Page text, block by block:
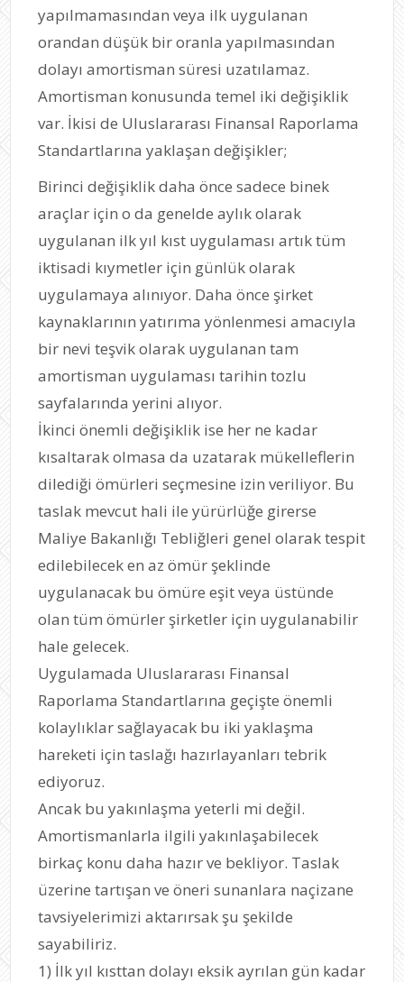
yapılmamasından veya ilk uygulanan
orandan düşük bir oranla yapılmasından
dolayı amortisman süresi uzatılamaz.
Amortisman konusunda temel iki değişiklik
var. İkisi de Uluslararası Finansal Raporlama
Standartlarına yaklaşan değişikler;
Birinci değişiklik daha önce sadece binek
araçlar için o da genelde aylık olarak
uygulanan ilk yıl kıst uygulaması artık tüm
iktisadi kıymetler için günlük olarak
uygulamaya alınıyor. Daha önce şirket
kaynaklarının yatırıma yönlenmesi amacıyla
bir nevi teşvik olarak uygulanan tam
amortisman uygulaması tarihin tozlu
sayfalarında yerini alıyor.
İkinci önemli değişiklik ise her ne kadar
kısaltarak olmasa da uzatarak mükelleflerin
dilediği ömürleri seçmesine izin veriliyor. Bu
taslak mevcut hali ile yürürlüğe girerse
Maliye Bakanlığı Tebliğleri genel olarak tespit
edilebilecek en az ömür şeklinde
uygulanacak bu ömüre eşit veya üstünde
olan tüm ömürler şirketler için uygulanabilir
hale gelecek.
Uygulamada Uluslararası Finansal
Raporlama Standartlarına geçişte önemli
kolaylıklar sağlayacak bu iki yaklaşma
hareketi için taslağı hazırlayanları tebrik
ediyoruz.
Ancak bu yakınlaşma yeterli mi değil.
Amortismanlarla ilgili yakınlaşabilecek
birkaç konu daha hazır ve bekliyor. Taslak
üzerine tartışan ve öneri sunanlara naçizane
tavsiyelerimizi aktarırsak şu şekilde
sayabiliriz.
1) İlk yıl kısttan dolayı eksik ayrılan gün kadar